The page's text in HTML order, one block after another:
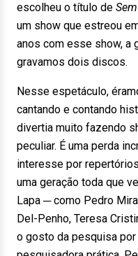
escolheu o título de
um show que estreou
anos com esse show, a
gravamos dois discos.
Nesse espetáculo,
cantando e contando
divertia muito fazendo
peculiar. É uma perda
interesse por
uma geração toda que
Lapa ─ como Pedro
Del-Penho, Teresa
o gosto da pesquisa por